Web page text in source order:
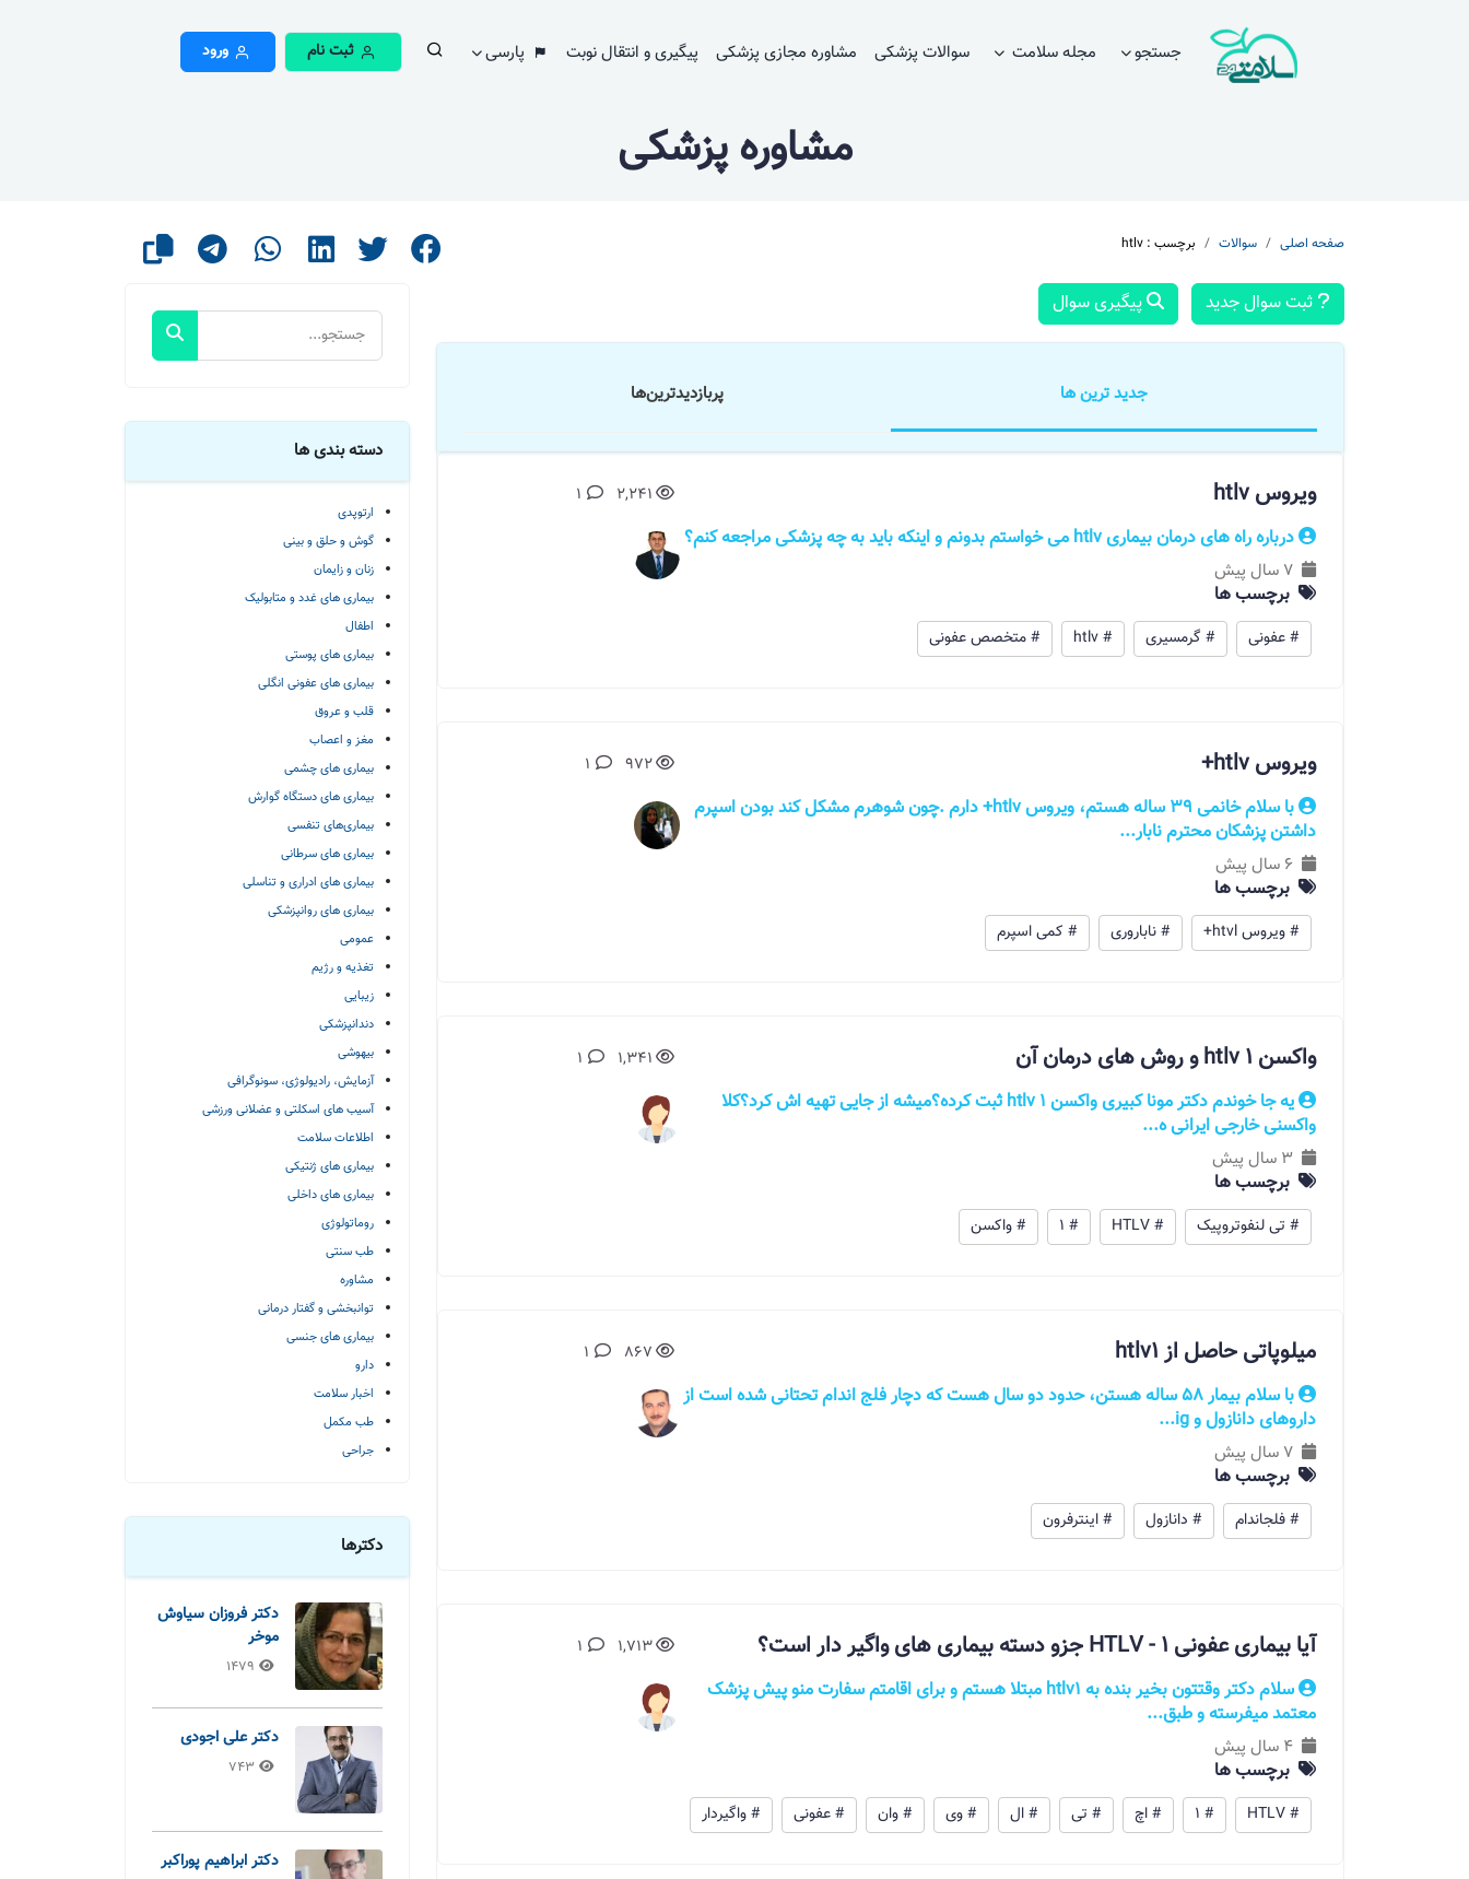
جستجو مجله سلامت سوالات پزشکی مشاوره مجازی پزشکی پیگیری و انتقال نوبت پارسی ثبت نام ورود
مشاوره پزشکی
صفحه اصلی سوالات برچسب : htlv
ثبت سوال جدید پیگیری سوال
جدید ترین ها پر‌بازدید‌ترین‌ها
ویروس htlv
درباره راه های درمان بیماری htlv می خواستم بدونم و اینکه باید به چه پزشکی مراجعه کنم؟
7 سال پیش
برچسب ها
# عفونی # گرمسیری # htlv # متخصص عفونی
2,241
1
ویروس htlv+
با سلام خانمی 39 ساله هستم، ویروس htlv+ دارم .چون شوهرم مشکل کند بودن اسپرم
داشتن پزشکان محترم نابار...
6 سال پیش
برچسب ها
# ویروس htvl+ # ناباروری # کمی اسپرم
972
1
واکسن htlv 1 و روش های درمان آن
یه جا خوندم دکتر مونا کبیری واکسن htlv 1 ثبت کرده؟میشه از جایی تهیه اش کرد؟کلا
واکسنی خارجی ایرانی ه...
3 سال پیش
برچسب ها
# تی لنفوتروپیک # HTLV # ۱ # واکسن
1,341
1
میلوپاتی حاصل از htlv1
با سلام بیمار 58 ساله هستن، حدود دو سال هست که دچار فلج اندام تحتانی شده است از
داروهای دانازول و ig...
7 سال پیش
برچسب ها
# فلجاندام # دانازول # اینترفرون
867
1
آیا بیماری عفونی HTLV - 1 جزو دسته بیماری های واگیر دار است؟
سلام دکتر وقتتون بخیر بنده به htlv1 مبتلا هستم و برای اقامتم سفارت منو پیش پزشک
معتمد میفرسته و طبق...
4 سال پیش
برچسب ها
# HTLV
# 1 # اچ # تی # ال # وی # وان # عفونی # واگیردار
1,713
1
دسته بندی ها
ارتوپدی
گوش و حلق و بینی
زنان و زایمان
بیماری های غدد و متابولیک
اطفال
بیماری های پوستی
بیماری های عفونی انگلی
قلب و عروق
مغز و اعصاب
بیماری های چشمی
بیماری های دستگاه گوارش
بیماری‌های تنفسی
بیماری های سرطانی
بیماری های ادراری و تناسلی
بیماری های روانپزشکی
عمومی
تغذیه و رژیم
زیبایی
دندانپزشکی
بیهوشی
آزمایش، رادیولوژی، سونوگرافی
آسیب های اسکلتی و عضلانی ورزشی
اطلاعات سلامت
بیماری های ژنتیکی
بیماری های داخلی
روماتولوژی
طب سنتی
مشاوره
توانبخشی و گفتار درمانی
بیماری های جنسی
دارو
اخبار سلامت
طب مکمل
جراحی
دکترها
دکتر فروزان سیاوش
موخر
1479
دکتر علی اجودی
743
دکتر ابراهیم پوراکبر